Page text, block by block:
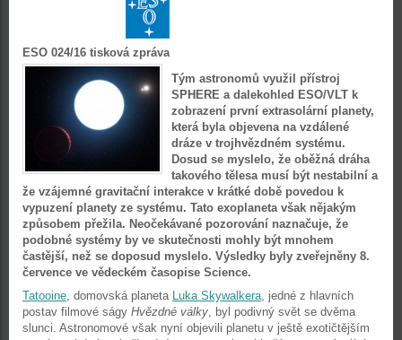
ESO 024/16 tisková zpráva
Tým astronomů využil přístroj
SPHERE a dalekohled ESO/VLT k
zobrazení první extrasolární planety,
která byla objevena na vzdálené
dráze v trojhvězdném systému.
Dosud se myslelo, že oběžná dráha
takového tělesa musí být nestabilní a
že vzájemné gravitační interakce v krátké době povedou k
vypuzení planety ze systému. Tato exoplaneta však nějakým
způsobem přežila. Neočekávané pozorování naznačuje, že
podobné systémy by ve skutečnosti mohly být mnohem
častější, než se doposud myslelo. Výsledky byly zveřejněny 8.
července ve vědeckém časopise Science.
Tatooine, domovská planeta Luka Skywalkera, jedné z hlavních
postav filmové ságy Hvězdné války, byl podivný svět se dvěma
slunci. Astronomové však nyní objevili planetu v ještě exotičtějším